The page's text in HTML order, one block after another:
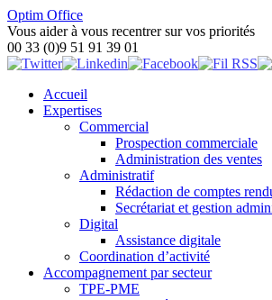
Optim Office
Vous aider à vous recentrer sur vos priorités
00 33 (0)9 51 91 39 01
Accueil
Expertises
Commercial
Prospection commerciale
Administration des ventes
Administratif
Rédaction de comptes
Secrétariat et gestion
Digital
Assistance digitale
Coordination d’activité
Accompagnement par secteur
TPE-PME